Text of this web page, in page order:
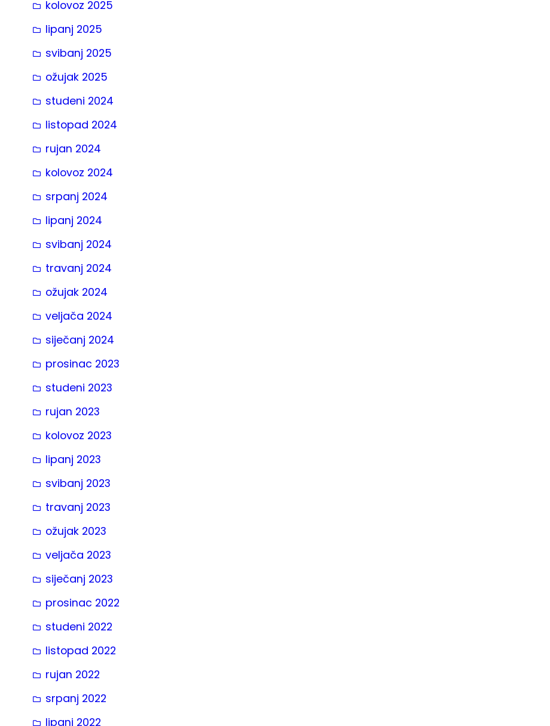
kolovoz 2025
lipanj 2025
svibanj 2025
ožujak 2025
studeni 2024
listopad 2024
rujan 2024
kolovoz 2024
srpanj 2024
lipanj 2024
svibanj 2024
travanj 2024
ožujak 2024
veljača 2024
siječanj 2024
prosinac 2023
studeni 2023
rujan 2023
kolovoz 2023
lipanj 2023
svibanj 2023
travanj 2023
ožujak 2023
veljača 2023
siječanj 2023
prosinac 2022
studeni 2022
listopad 2022
rujan 2022
srpanj 2022
lipanj 2022